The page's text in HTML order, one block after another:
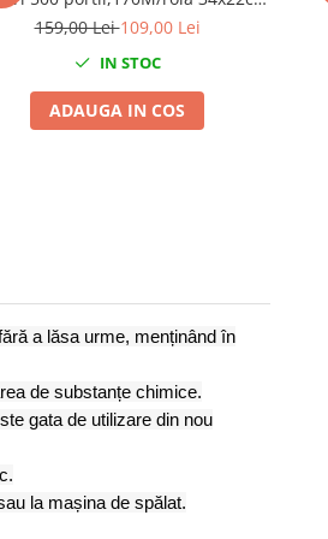
Mega Blue
159,00 Lei109,00 Lei
IN STOC
ADAUGA IN COS
a lăsa urme, menținând în
de substanțe chimice.
gata de utilizare din nou
la mașina de spălat.